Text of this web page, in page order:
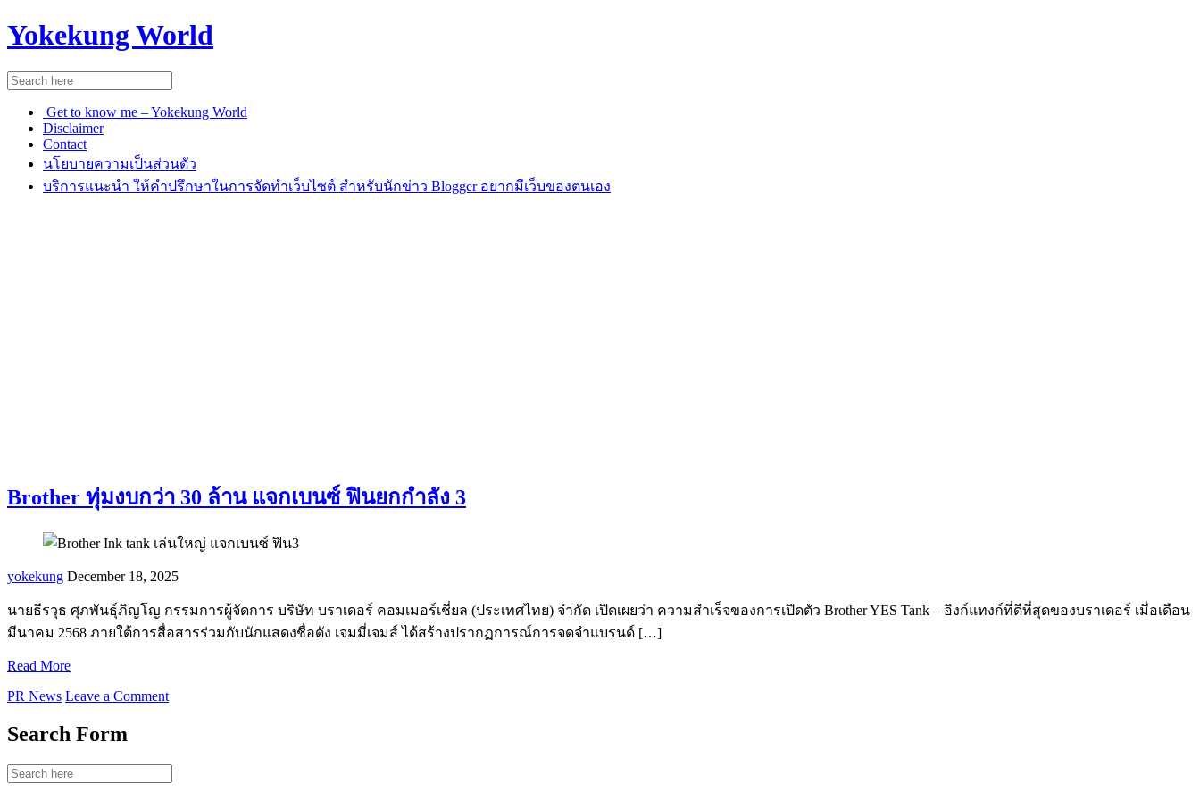
Yokekung World
Get to know me – Yokekung World
Disclaimer
Contact
นโยบายความเป็นส่วนตัว
บริการแนะนำ ให้คำปรึกษาในการจัดทำเว็บไซต์ สำหรับนักข่าว Blogger อยากมีเว็บของตนเอง
Brother ทุ่มงบกว่า 30 ล้าน แจกเบนซ์ ฟินยกกำลัง 3
yokekung December 18, 2025
นายธีรวุธ ศุภพันธุ์ภิญโญ กรรมการผู้จัดการ บริษัท บราเดอร์ คอมเมอร์เชี่ยล (ประเทศไทย) จำกัด เปิดเผยว่า ความสำเร็จของการเปิดตัว Brother YES Tank – อิงก์แทงก์ที่ดีที่สุดของบราเดอร์ เมื่อเดือน
มีนาคม 2568 ภายใต้การสื่อสารร่วมกับนักแสดงชื่อดัง เจมมี่เจมส์ ได้สร้างปรากฏการณ์การจดจำแบรนด์ […]
Read More
PR News Leave a Comment
Search Form